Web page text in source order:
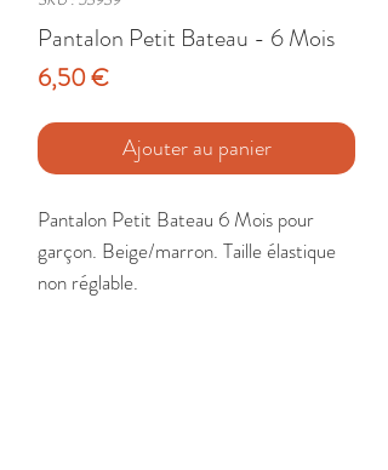
Pantalon Petit Bateau - 6 Mois
6,50 €Prix
Ajouter au panier
Pantalon Petit Bateau 6 Mois pour
garçon. Beige/marron. Taille élastique
non réglable.